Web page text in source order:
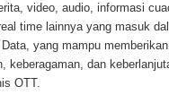
video, audio, informasi
time lainnya yang masuk
yang mampu memberikan
keberagaman, dan
OTT.